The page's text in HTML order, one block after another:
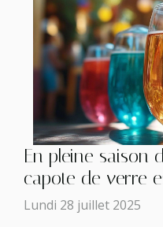
En pleine saison
capote de verre
Lundi 28 juillet 2025